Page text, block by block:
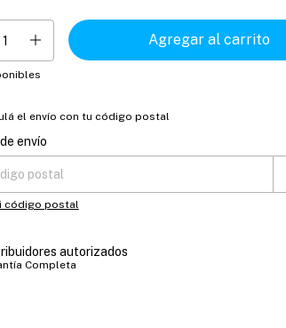
el envío con tu código postal
para el CP:
envío
código postal
autorizados
Completa